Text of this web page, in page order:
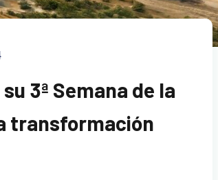
3ª Semana de la
transformación